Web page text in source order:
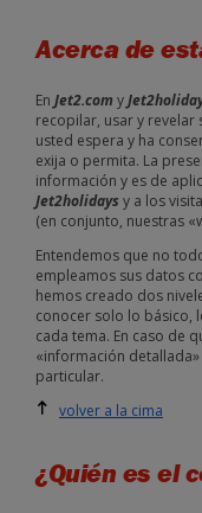
Acerca de
En Jet2.com y
recopilar, usar y revelar
usted espera y ha
exija o permita. La
información y es de
Jet2holidays y a los
(en conjunto, nuestras
Entendemos que no
empleamos sus datos
hemos creado dos
conocer solo lo básico,
cada tema. En caso de
«información
particular.
volver a la cima
¿Quién es el